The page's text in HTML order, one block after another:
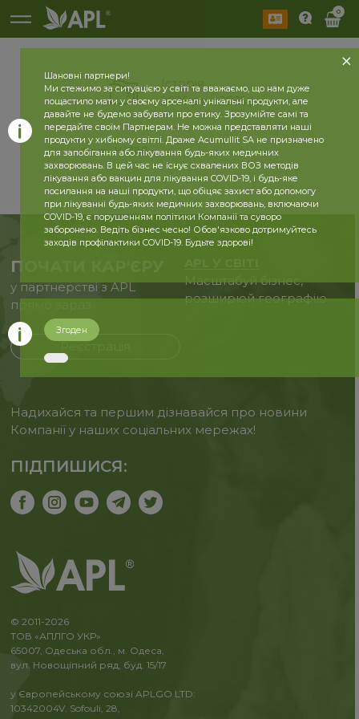
0
Історія
2026 рік 2025 рік
назад
ПОЧАТИ КАР'ЄРУ
у партнерстві з APL
прямо зараз
Реєстрація
Масштабуй бізнес,
розширюй географію.
Надихайся та першим дізнавайся про новини
Компанії у наших соціальних мережах!
ПІДПИШИСЯ:
© 2011-2026
ТОВ «АПЛГО УКР»
65007, Одеська обл., м. Одеса,
вул. Новощіпний ряд, буд. 15/17
у Європейському союзі APLGO LTD:
10342004V. Sofouli, 28,
Шановні партнери!
Ми стежимо за ситуацією у світі та вважаємо, що нам дуже
пощастило мати у своєму арсеналі унікальні продукти, але
давайте не будемо забувати про етику. Зрозумійте самі та
передайте своїм Партнерам. Не можна представляти наші
продукти у хибному світлі. Драже Acumullit SA не призначено
для запобігання або лікування будь-яких медичних
захворювань. В цей час не існує схвалених ВОЗ методів
лікування або вакцин для лікування COVID-19, і будь-яке
посилання на наші продукти, що обіцяє захист або допомогу
при лікуванні будь-яких медичних захворювань, включаючи
COVID-19, є порушенням політики Компанії та суворо
заборонено. Ведіть бізнес чесно! Обов'язково дотримуйтесь
заходів профілактики COVID-19. Будьте здорові!
Згоден